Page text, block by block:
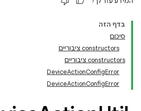
בדף הזה
סיכום
‫constructors ציבוריים
‫constructors ציבוריים
DeviceActionConfigError
DeviceActionConfigError